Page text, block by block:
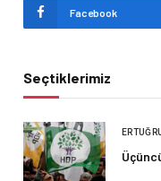
Facebook
Seçtiklerimiz